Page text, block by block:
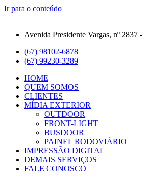
Ir para o conteúdo
Avenida Presidente Vargas, nº 2837
(67) 98102-6878
(67) 99230-3289
HOME
QUEM SOMOS
CLIENTES
MÍDIA EXTERIOR
OUTDOOR
FRONT-LIGHT
BUSDOOR
PAINEL RODOVIÁRIO
IMPRESSÃO DIGITAL
DEMAIS SERVIÇOS
FALE CONOSCO